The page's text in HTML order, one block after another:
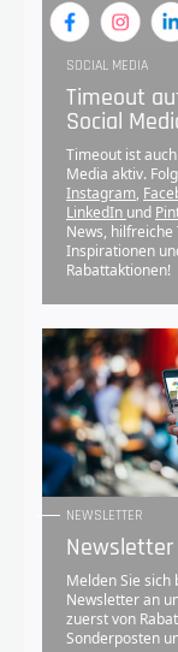
SOCIAL MEDIA
Timeout
Social
Timeout ist
Media aktiv.
Instagram,
LinkedIn und
News, hilfreiche
Inspirationen
Rabattaktionen!
NEWSLETTER
Melden Sie sich
Newsletter an
zuerst von
Sonderposten